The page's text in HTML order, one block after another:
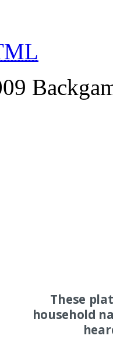
These
household